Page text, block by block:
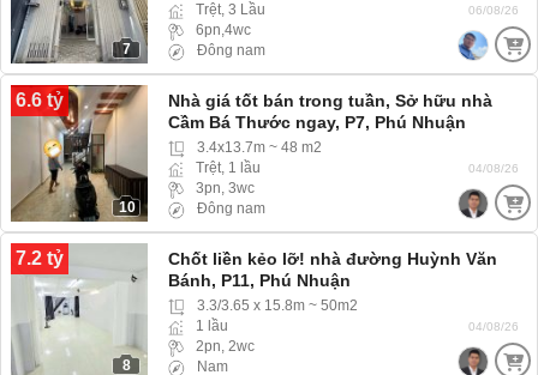
7
Trệt, 3 Lầu
6pn,4wc
Đông nam
06/08/26
6.6 tỷ
10
Nhà giá tốt bán trong tuần, Sở hữu nhà
Cầm Bá Thước ngay, P7, Phú Nhuận
3.4x13.7m ~ 48 m2
Trệt, 1 lầu
3pn, 3wc
Đông nam
04/08/26
7.2 tỷ
8
Chốt liền kẻo lỡ! nhà đường Huỳnh Văn
Bánh, P11, Phú Nhuận
3.3/3.65 x 15.8m ~ 50m2
1 lầu
2pn, 2wc
Nam
04/08/26